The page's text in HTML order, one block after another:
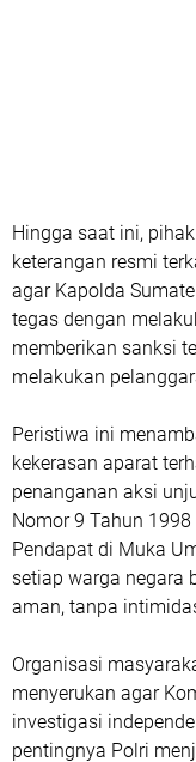
Hingga saat ini,
keterangan resmi
agar Kapolda
tegas dengan
memberikan sanksi
melakukan
Peristiwa ini
kekerasan aparat
penanganan aksi
Nomor 9 Tahun
Pendapat di Muka
setiap warga negara
aman, tanpa
Organisasi
menyerukan agar
investigasi
pentingnya Polri